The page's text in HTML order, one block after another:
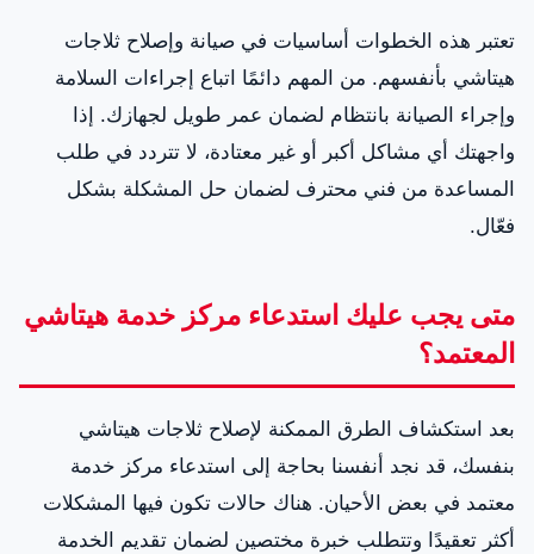
تعتبر هذه الخطوات أساسيات في صيانة وإصلاح ثلاجات
هيتاشي بأنفسهم. من المهم دائمًا اتباع إجراءات السلامة
وإجراء الصيانة بانتظام لضمان عمر طويل لجهازك. إذا
واجهتك أي مشاكل أكبر أو غير معتادة، لا تتردد في طلب
المساعدة من فني محترف لضمان حل المشكلة بشكل
فعّال.
متى يجب عليك استدعاء مركز خدمة هيتاشي
المعتمد؟
بعد استكشاف الطرق الممكنة لإصلاح ثلاجات هيتاشي
بنفسك، قد نجد أنفسنا بحاجة إلى استدعاء مركز خدمة
معتمد في بعض الأحيان. هناك حالات تكون فيها المشكلات
أكثر تعقيدًا وتتطلب خبرة مختصين لضمان تقديم الخدمة